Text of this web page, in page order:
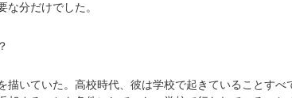
な分だけでした。
描いていた。高校時代、彼は学校で起きていることす